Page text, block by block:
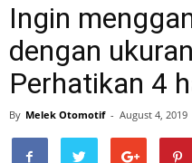
Ingin
dengan
Perhatikan 4
By Melek Otomotif - August 4, 2019